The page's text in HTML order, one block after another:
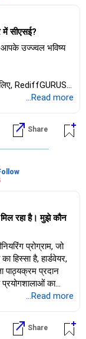
में सीएसई?
उज्ज्वल भविष्य
RediffGURUS में
...Read more
Share
रहा है। मुझे कौन
प्रोग्राम, जो
हिस्सा है, हार्डवेयर,
पाठ्यक्रम प्रदान
का
छात्रों ने
भूमिकाओं में प्लेसमेंट
NAAC A+ और
...Read more
Share